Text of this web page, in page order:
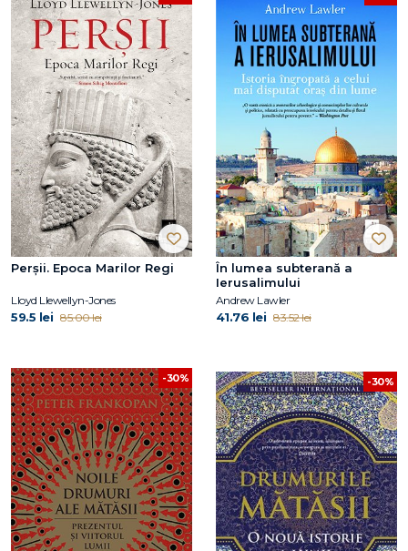
Perșii. Epoca Marilor Regi
Lloyd Llewellyn-Jones
59.5 lei 85.00 lei
În lumea subterană a
Ierusalimului
Andrew Lawler
41.76 lei 83.52 lei
-30% -30%